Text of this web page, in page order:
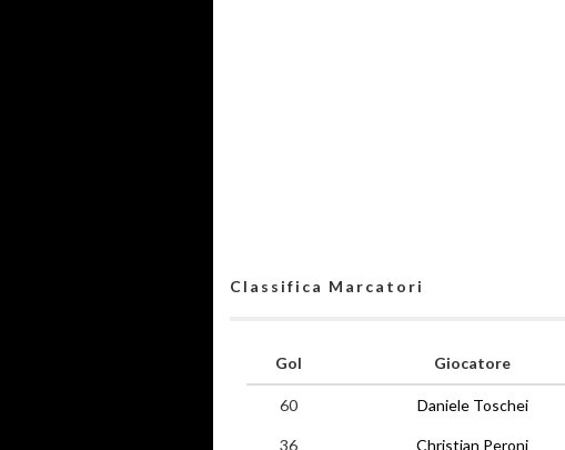
Classifica Marcatori
Gol Giocatore
60 Daniele Toschei
36 Christian Peroni